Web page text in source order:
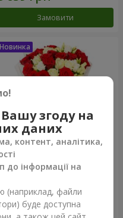
Замовити
"Katarina"
949 грн
згоду на
даних
контент, аналітика,
до інформації на
(наприклад, файли
буде доступна